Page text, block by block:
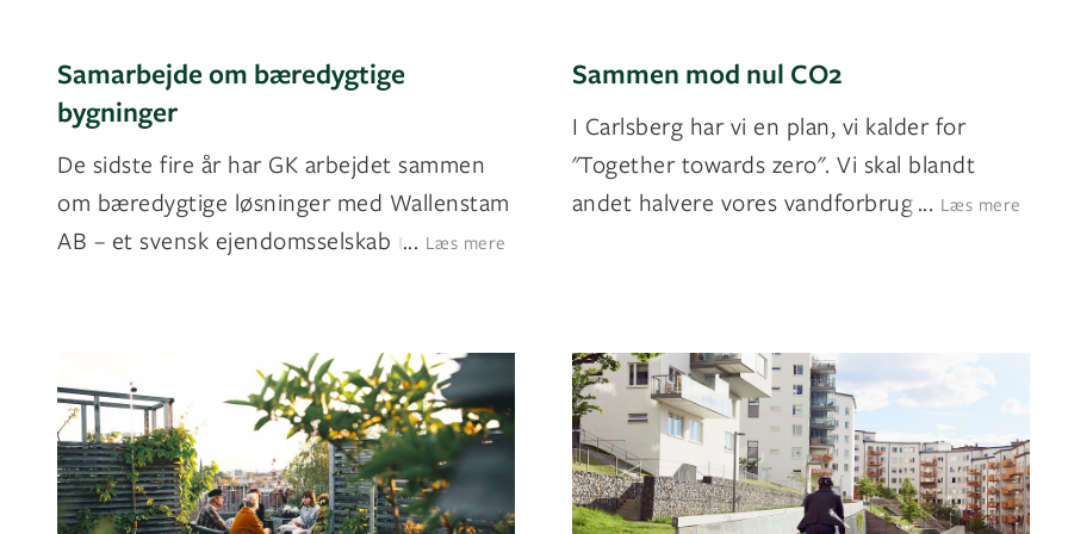
Samarbejde om bæredygtige
bygninger
De sidste fire år har GK arbejdet sammen
om bæredygtige løsninger med Wallenstam
AB – et svensk ejendomsselskab med base
... Læs mere
Sammen mod nul CO2
I Carlsberg har vi en plan, vi kalder for
"Together towards zero". Vi skal blandt
andet halvere vores vandforbrug og har e
... Læs mere